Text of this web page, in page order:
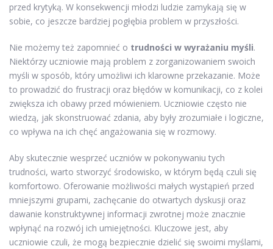
przed krytyką. W konsekwencji młodzi ludzie zamykają się w
sobie, co jeszcze bardziej pogłębia problem w przyszłości.
Nie możemy też zapomnieć o trudności w wyrażaniu myśli.
Niektórzy uczniowie mają problem z zorganizowaniem swoich
myśli w sposób, który umożliwi ich klarowne przekazanie. Może
to prowadzić do frustracji oraz błędów w komunikacji, co z kolei
zwiększa ich obawy przed mówieniem. Uczniowie często nie
wiedzą, jak skonstruować zdania, aby były zrozumiałe i logiczne,
co wpływa na ich chęć angażowania się w rozmowy.
Aby skutecznie wesprzeć uczniów w pokonywaniu tych
trudności, warto stworzyć środowisko, w którym będą czuli się
komfortowo. Oferowanie możliwości małych wystąpień przed
mniejszymi grupami, zachęcanie do otwartych dyskusji oraz
dawanie konstruktywnej informacji zwrotnej może znacznie
wpłynąć na rozwój ich umiejętności. Kluczowe jest, aby
uczniowie czuli, że mogą bezpiecznie dzielić się swoimi myślami,